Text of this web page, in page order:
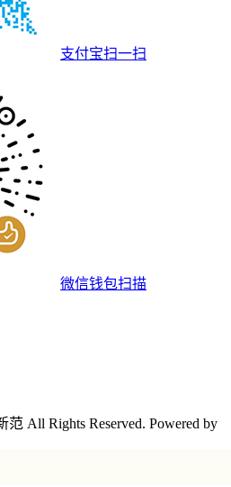
支付宝扫一扫
微信钱包扫描
All Rights Reserved. Powered by